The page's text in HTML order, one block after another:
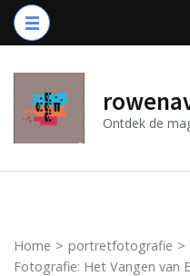
Ga
naar
(druk
Enter)
Ontdek de
Home > portretfotografie >
Fotografie: Het Vangen van